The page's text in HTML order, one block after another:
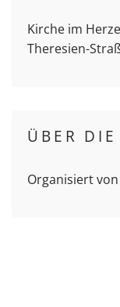
Kirche im
Theresien-
ÜBER DIE
Organisiert